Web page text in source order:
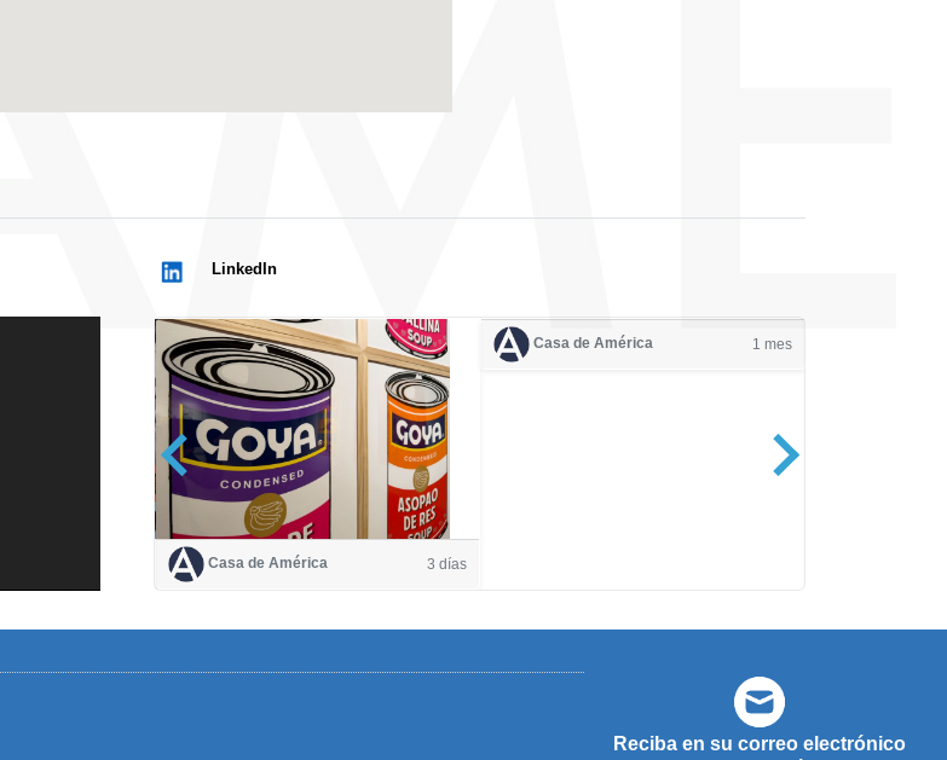
LinkedIn
Casa de América 3 días
Casa de América 1 mes
Reciba en su correo electrónico